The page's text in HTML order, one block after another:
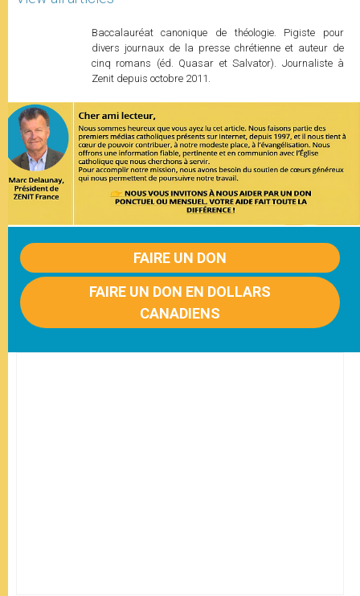
Baccalauréat canonique de théologie. Pigiste pour
divers journaux de la presse chrétienne et auteur de
cinq romans (éd. Quasar et Salvator). Journaliste à
Zenit depuis octobre 2011.
FAIRE UN DON
FAIRE UN DON EN DOLLARS
CANADIENS